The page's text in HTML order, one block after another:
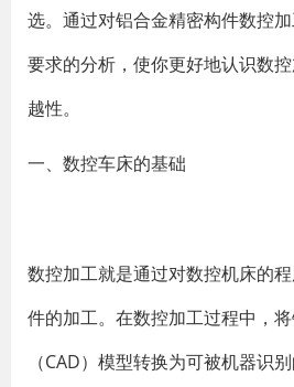
选。通过对铝合金精密构件数控
要求的分析，使你更好地认识数
越性。
一、数控车床的基础
数控加工就是通过对数控机床的
件的加工。在数控加工过程中，
（CAD）模型转换为可被机器识